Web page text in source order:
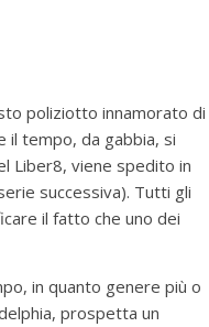
poliziotto innamorato di
il tempo, da gabbia, si
Liber8, viene spedito in
successiva). Tutti gli
il fatto che uno dei
in quanto genere più o
prospetta un